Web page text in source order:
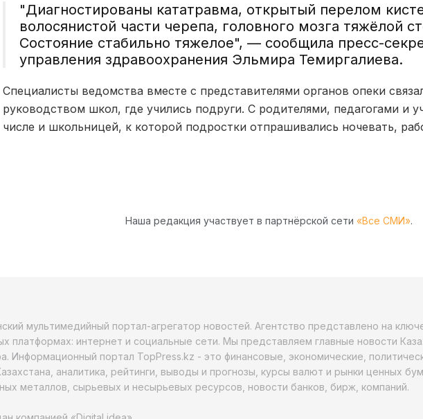
"Диагностированы кататравма, открытый перелом
волосянистой части черепа, головного мозга тяжёлой
Состояние стабильно тяжелое", — сообщила пресс-
управления здравоохранения Эльмира Темиргалиева.
Специалисты ведомства вместе с представителями органов опеки
руководством школ, где учились подруги. С родителями, педагогами и
числе и школьницей, к которой подростки отпрашивались ночевать,
Наша редакция участвует в партнёрской сети «Все СМИ».
мультимедийный портал-агрегатор новостей. Агентство представлено на
платформах: интернет и социальные сети. Мы представляем главные новости
Информационный портал TopPress.kz - это финансовые, экономические,
аналитика, рейтинги, выводы и прогнозы, курсы валют и рынки ценных
металлов, сырьевых и несырьевых ресурсов, новости банков, бирж, компаний.